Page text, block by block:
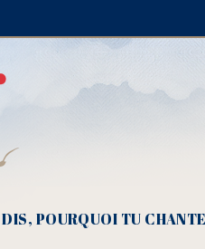
DIS, POURQUOI TU